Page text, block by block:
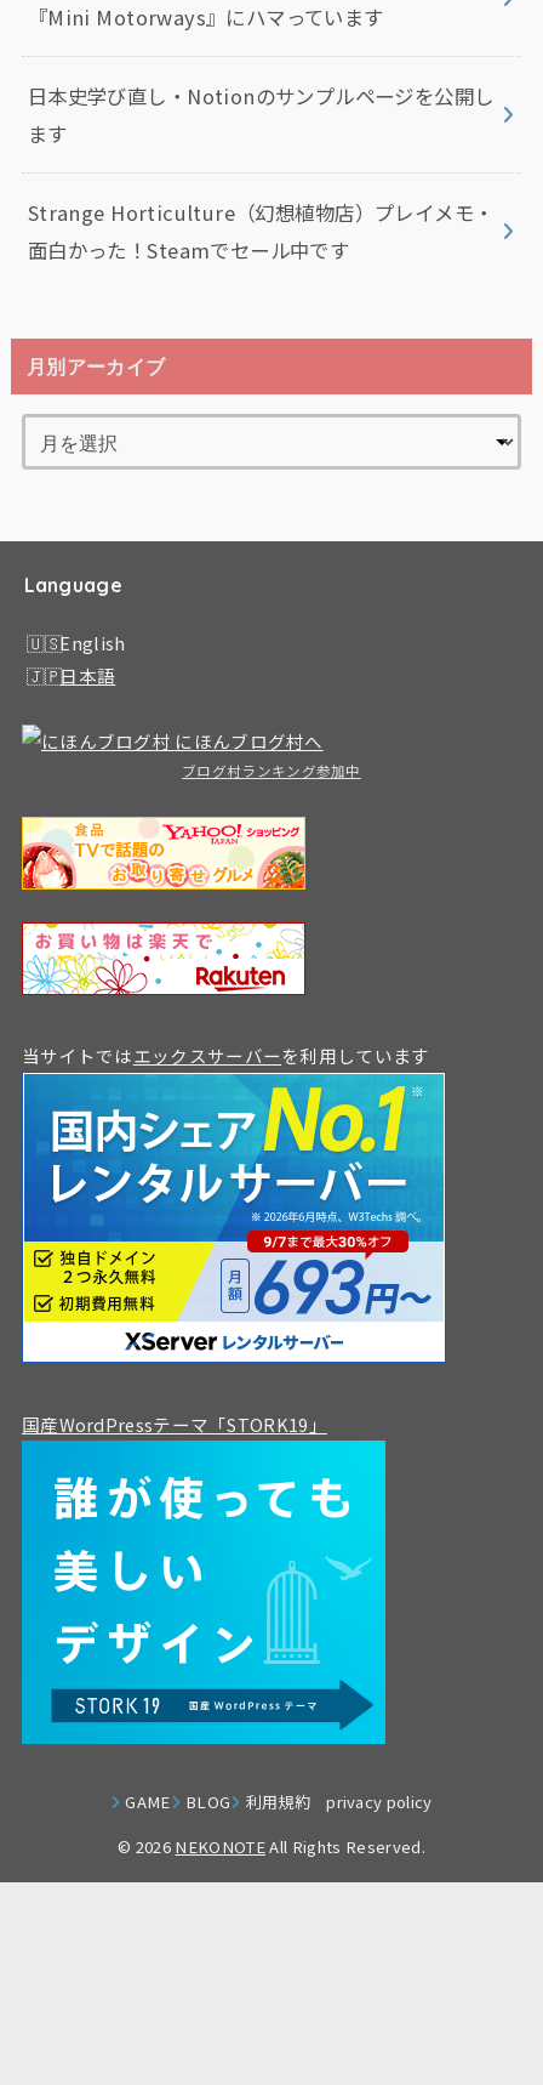
『Mini Motorways』にハマっています
日本史学び直し・Notionのサンプルページを公開し
ます
Strange Horticulture（幻想植物店）プレイメモ・
面白かった！Steamでセール中です
月別アーカイブ
Language
English
日本語
ブログ村ランキング参加中
当サイトではエックスサーバーを利用しています
国産WordPressテーマ「STORK19」
GAME BLOG
利用規約 privacy policy
© 2026 NEKONOTEAll Rights Reserved.